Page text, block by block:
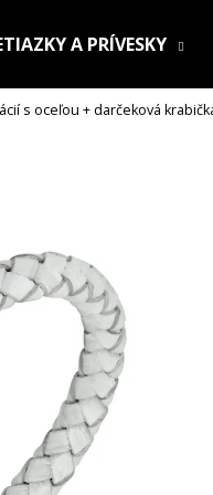
A PRÍVESKY
s oceľou + darčeková
Čo potrebujete
Odporúčame
OCEĽOVÁ RETIAZKA S